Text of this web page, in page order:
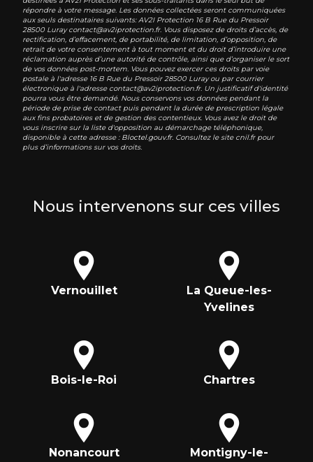
répondre à votre message. Les données collectées seront communiquées
aux seuls destinataires suivants: AV2I Protection 16 B Rue du Pressoir
28500 Luray contact@av2iprotection.fr. Vous disposez de droits d’accès, de
rectification, d’effacement, de portabilité, de limitation, d’opposition, de
retrait de votre consentement à tout moment et du droit d’introduire une
réclamation auprès d’une autorité de contrôle, ainsi que d’organiser le sort
de vos données post-mortem. Vous pouvez exercer ces droits par voie
postale à l'adresse 16 B Rue du Pressoir 28500 Luray ou par courrier
électronique à l'adresse contact@av2iprotection.fr. Un justificatif d'identité
pourra vous être demandé. Nous conservons vos données pendant la
période de prise de contact puis pendant la durée de prescription légale
aux fins probatoires et de gestion des contentieux. Vous avez le droit de
vous inscrire sur la liste d'opposition au démarchage téléphonique,
disponible à cette adresse : Bloctel.gouv.fr. Consultez le site cnil.fr pour
plus d’informations sur vos droits.
Nous intervenons sur ces villes
Vernouillet
La Queue-les-
Yvelines
Bois-le-Roi Chartres
Nonancourt
Montigny-le-